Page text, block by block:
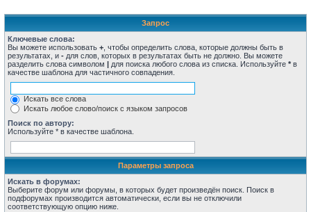
Запрос
Ключевые слова:
Вы можете использовать + , чтобы определить слова, которые должны быть в
результатах, и - для слов, которых в результатах быть не должно. Вы можете
разделить слова символом | для поиска любого слова из списка. Используйте * в
качестве шаблона для частичного совпадения.
Искать все слова
Искать любое слово/поиск с языком запросов
Поиск по автору:
Используйте * в качестве шаблона.
Параметры запроса
Искать в форумах:
Выберите форум или форумы, в которых будет произведён поиск. Поиск в
подфорумах производится автоматически, если вы не отключили
соответствующую опцию ниже.